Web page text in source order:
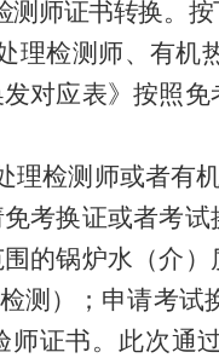
测 师证书转换。 按
理检测师、有机
对应表》按照
理检测师或者有
免考换证或者考试
的锅炉水（介）
测 ） ；申请考试
师证书。此次通